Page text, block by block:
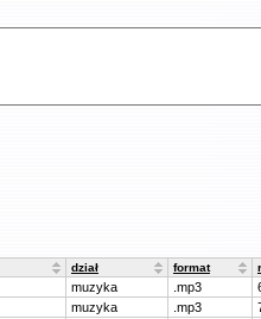
dział format
muzyka .mp3
muzyka .mp3